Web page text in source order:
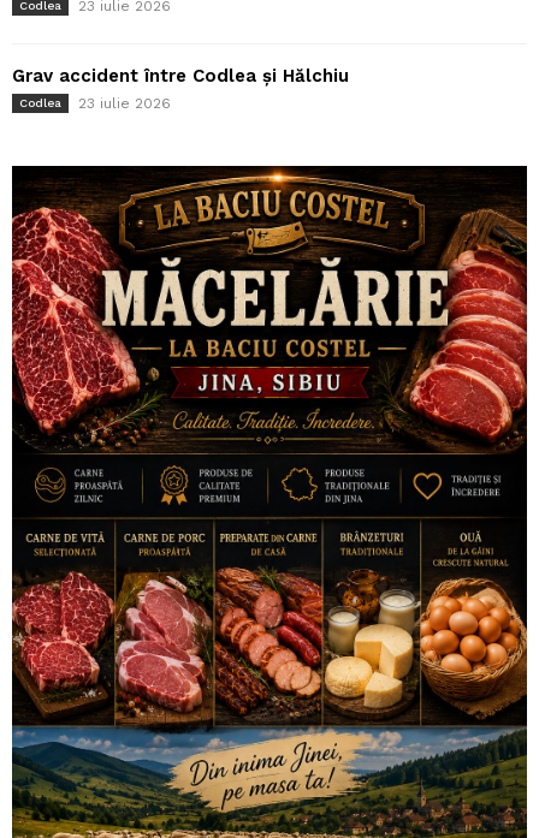
Codlea 23 iulie 2026
Grav accident între Codlea și Hălchiu
Codlea 23 iulie 2026